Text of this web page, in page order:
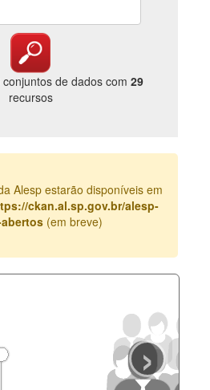
conjuntos de dados com 29
recursos
Alesp estarão disponíveis em
ckan.al.sp.gov.br/alesp-
(em breve)
›